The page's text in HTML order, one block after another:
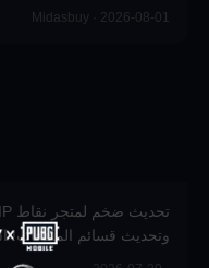
Midasbuy · 2026-08-01
وتحديث قسائم المكافآت!